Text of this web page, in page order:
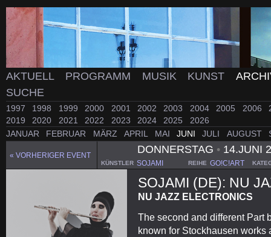
AKTUELL PROGRAMM MUSIK KUNST
SUCHE
1997 1998 1999 2000 2001 2002 2003 2004 2005 2006
2019
2020 2021 2022 2023 2024 2025
2026
JANUAR
FEBRUAR MÄRZ APRIL MAI JUNI JULI AUGUST
« VORHERIGER EVENT
DONNERSTAG •14.JUNI
KÜNSTLER SOJAMI REIHE GO!C!ART
SOJAMI (DE): NU
NU JAZZ ELECTRONICS
The second and different Part
known for Stockhausen